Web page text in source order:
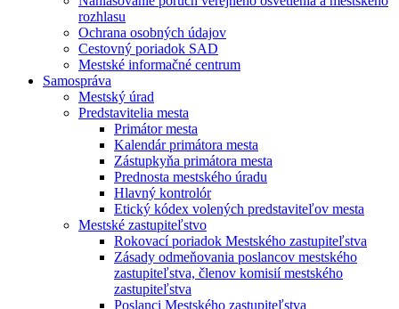
rozhlasu
Ochrana osobných údajov
Cestovný poriadok SAD
Mestské informačné centrum
Samospráva
Mestský úrad
Predstavitelia mesta
Primátor mesta
Kalendár primátora mesta
Zástupkyňa primátora mesta
Prednosta mestského úradu
Hlavný kontrolór
Etický kódex volených predstaviteľov mesta
Mestské zastupiteľstvo
Rokovací poriadok Mestského zastupiteľstva
Zásady odmeňovania poslancov mestského
zastupiteľstva, členov komisií mestského
zastupiteľstva
Poslanci Mestského zastupiteľstva